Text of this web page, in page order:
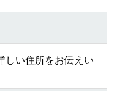
しい住所をお伝えい